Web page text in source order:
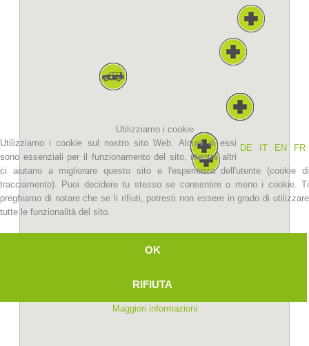
Utilizziamo i cookie
DE
IT EN FR
Utilizziamo i cookie sul nostro sito Web. Alcuni di essi
sono essenziali per il funzionamento del sito, mentre altri
ci aiutano a migliorare questo sito e l'esperienza dell'utente (cookie di
tracciamento). Puoi decidere tu stesso se consentire o meno i cookie. Ti
preghiamo di notare che se li rifiuti, potresti non essere in grado di utilizzare
tutte le funzionalità del sito.
OK
RIFIUTA
Maggiori informazioni